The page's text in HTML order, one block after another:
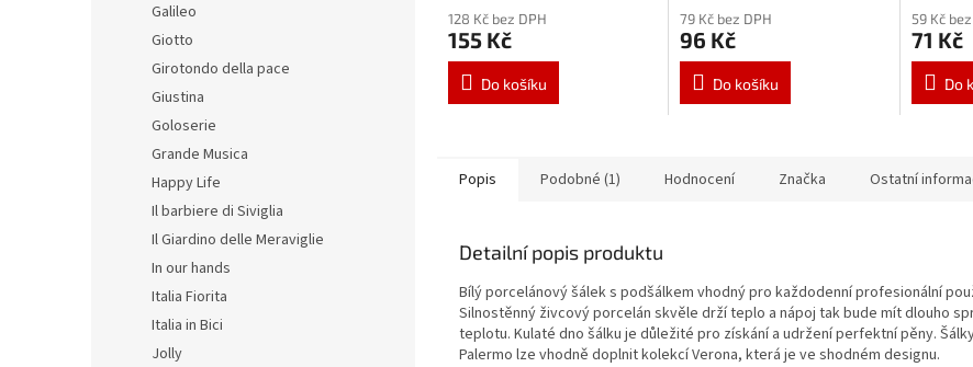
Galileo
Giotto
Girotondo della pace
Giustina
Goloserie
Grande Musica
Happy Life
Il barbiere di Siviglia
Il Giardino delle Meraviglie
In our hands
Italia Fiorita
Italia in Bici
Jolly
128 Kč bez DPH
155 Kč
Do košíku
79 Kč bez DPH
96 Kč
Do košíku
59 Kč
71 Kč
Do
Popis Podobné (1) Hodnocení Značka Ostatní
Detailní popis produktu
Bílý porcelánový šálek s podšálkem vhodný pro každodenní profesionální
Silnostěnný živcový porcelán skvěle drží teplo a nápoj tak bude mít dlouho
teplotu. Kulaté dno šálku je důležité pro získání a udržení perfektní pěny.
Palermo lze vhodně doplnit kolekcí Verona, která je ve shodném designu.